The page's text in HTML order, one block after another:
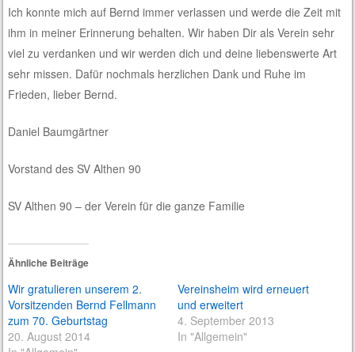
Ich konnte mich auf Bernd immer verlassen und werde die Zeit mit
ihm in meiner Erinnerung behalten. Wir haben Dir als Verein sehr
viel zu verdanken und wir werden dich und deine liebenswerte Art
sehr missen. Dafür nochmals herzlichen Dank und Ruhe im
Frieden, lieber Bernd.
Daniel Baumgärtner
Vorstand des SV Althen 90
SV Althen 90 – der Verein für die ganze Familie
Ähnliche Beiträge
Wir gratulieren unserem 2.
Vorsitzenden Bernd Fellmann
zum 70. Geburtstag
20. August 2014
Vereinsheim wird erneuert
und erweitert
4. September 2013
In "Allgemein"